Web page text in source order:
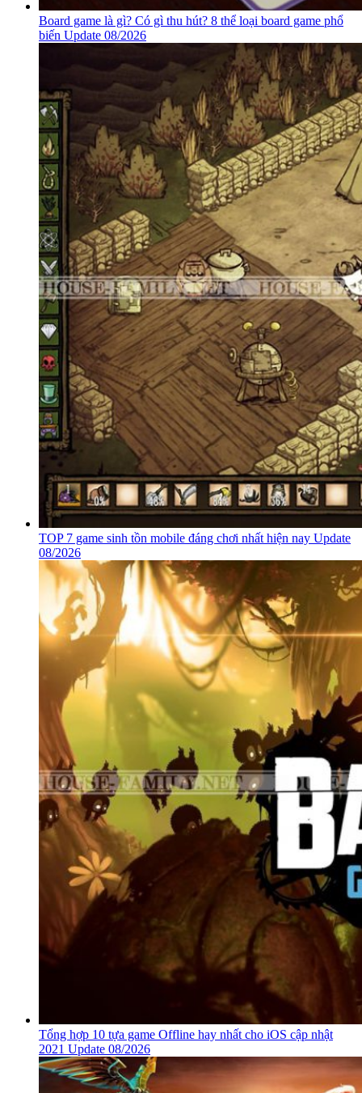
Board game là gì? Có gì thu hút? 8 thể loại board game phổ
biến Update 08/2026
TOP 7 game sinh tồn mobile đáng chơi nhất hiện nay Update
08/2026
Tổng hợp 10 tựa game Offline hay nhất cho iOS cập nhật
2021 Update 08/2026